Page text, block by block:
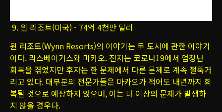
9. 윈 리조트(미국) - 74억 4천만 달러
윈 리조트(Wynn Resorts)의 이야기는 두 도시에 관한 이야기
이다. 라스베이거스와 마카오. 전자는 코로나19에서 엄청난
회복을 겪었지만 후자는 한 문제에서 다른 문제로 계속 절뚝거
리고 있다. 대부분의 전문가들은 마카오가 적어도 내년까지 회
복될 것으로 예상하지 않으며, 이는 더 이상의 문제가 발생하
지 않을 경우다.